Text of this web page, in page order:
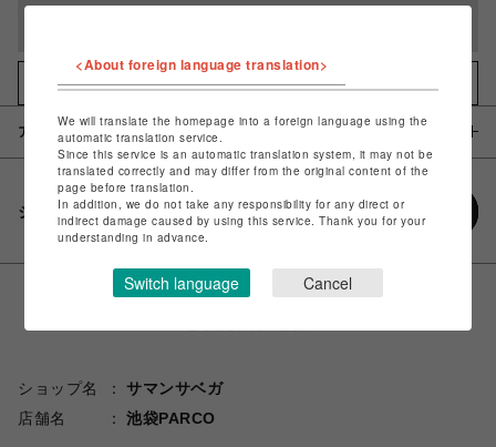
お気に入りアイテムに追加
アイテム説明 / 素材
シェアする
ショップ名
サマンサベガ
店舗名
池袋PARCO
<About foreign language translation>
We will translate the homepage into a foreign language using the
automatic translation service.
Since this service is an automatic translation system, it may not be
translated correctly and may differ from the original content of the
page before translation.
In addition, we do not take any responsibility for any direct or
indirect damage caused by using this service. Thank you for your
understanding in advance.
Switch language Cancel